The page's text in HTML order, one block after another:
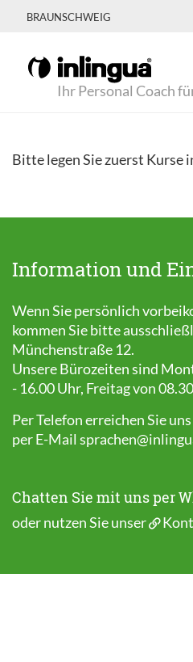
BRAUNSCHWEIG
Ihr Personal Coach
Bitte legen Sie zuerst Kurse
Information und
Wenn Sie persönlich
kommen Sie bitte
Münchenstraße 12.
Unsere Bürozeiten sind
- 16.00 Uhr, Freitag von
Per Telefon erreichen Sie
per E-Mail
Chatten Sie mit uns per
oder nutzen Sie unser